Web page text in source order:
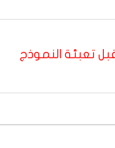
تعبئة النموذج